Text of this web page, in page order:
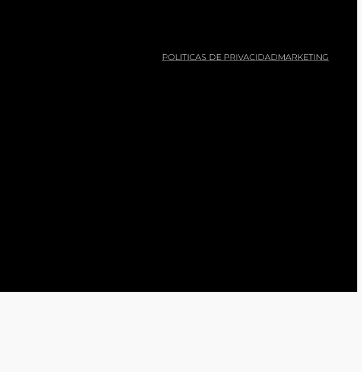
POLITICAS DE PRIVACIDADMARKETING